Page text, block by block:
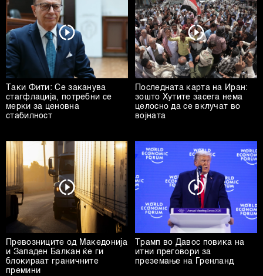
Таки Фити: Се заканува
стагфлација, потребни се
мерки за ценовна
стабилност
Последната карта на Иран:
зошто Хутите засега нема
целосно да се вклучат во
војната
Превозниците од Македонија
и Западен Балкан ќе ги
блокираат граничните
премини
Трамп во Давос повика на
итни преговори за
преземање на Гренланд